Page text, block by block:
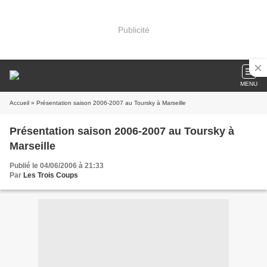
Publicité
MENU
Accueil » Présentation saison 2006-2007 au Toursky à Marseille
Présentation saison 2006-2007 au Toursky à
Marseille
Publié le 04/06/2006 à 21:33
Par Les Trois Coups